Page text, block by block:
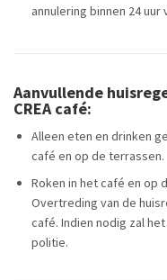
annulering binnen 24
Aanvullende
CREA café:
Alleen eten en drinken
café en op de terrassen.
Roken in het café en op
Overtreding van de
café. Indien nodig zal
politie.